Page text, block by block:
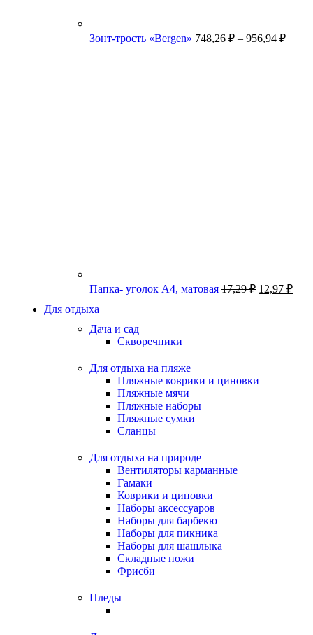
Зонт-трость «Bergen» 748,26 ₽ – 956,94 ₽
Папка- уголок А4, матовая 17,29₽ 12,97 ₽
Для отдыха
Дача и сад
Скворечники
Для отдыха на пляже
Пляжные коврики и циновки
Пляжные мячи
Пляжные наборы
Пляжные сумки
Сланцы
Для отдыха на природе
Вентиляторы карманные
Гамаки
Коврики и циновки
Наборы аксессуаров
Наборы для барбекю
Наборы для пикника
Наборы для шашлыка
Складные ножи
Фрисби
Пледы